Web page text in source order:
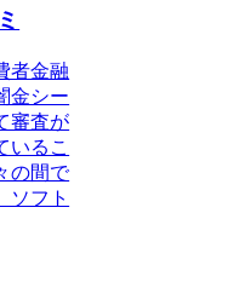
者金融
金シー
審査が
いるこ
の間で
ソフト